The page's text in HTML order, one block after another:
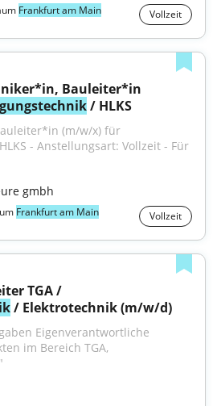
Frankfurt am Main Vollzeit
Bauleiter*in
/ HLKS
- Anstellungsart: Vollzeit - Für
gmbh
Frankfurt am Main Vollzeit
/ Elektrotechnik (m/w/d)
Eigenverantwortliche